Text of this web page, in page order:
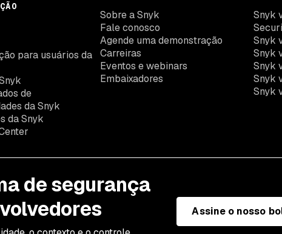
para usuários da
de
da Snyk
da Snyk
Sobre a Snyk
Fale conosco
Agende uma demonstração
Carreiras
Eventos e webinars
Embaixadores
Snyk
Snyk
Snyk
Snyk
Snyk
Snyk
de segurança
Assine o nosso